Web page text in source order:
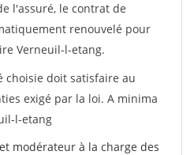
l'assuré, le contrat de
renouvelé pour
Verneuil-l-etang.
choisie doit satisfaire au
exigé par la loi. A minima
l-etang
modérateur à la charge des